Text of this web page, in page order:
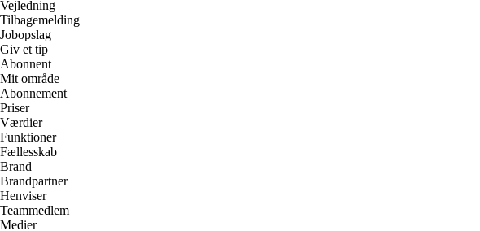
Vejledning
Tilbagemelding
Jobopslag
Giv et tip
Abonnent
Mit område
Abonnement
Priser
Værdier
Funktioner
Fællesskab
Brand
Brandpartner
Henviser
Teammedlem
Medier